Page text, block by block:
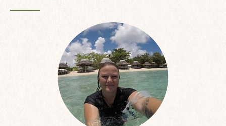
Vi ser frem til en hyggelig aften.
Med venlig hilsen
Amalie og Simone
OBS: Vi gør opmærksom på, at dette er et
inspirationsforedrag om destinationen. Vi anbefaler
derfor, at du booker et møde efterfølgende for mere